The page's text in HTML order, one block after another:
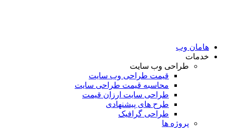
هامان وب
خدمات
طراحی وب سایت
قیمت طراحی وب سایت
محاسبه قیمت طراحی سایت
طراحی سایت ارزان قیمت
طرح های پیشنهادی
طراحی گرافیک
پروژه ها